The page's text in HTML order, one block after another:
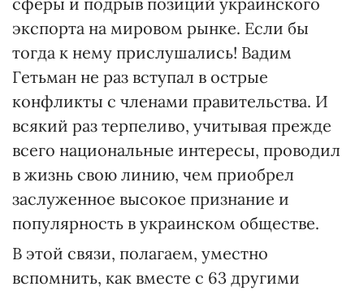
экспорта на мировом рынке. Если бы
тогда к нему прислушались! Вадим
Гетьман не раз вступал в острые
конфликты с членами правительства. И
всякий раз терпеливо, учитывая прежде
всего национальные интересы, проводил
в жизнь свою линию, чем приобрел
заслуженное высокое признание и
популярность в украинском обществе.
В этой связи, полагаем, уместно
вспомнить, как вместе с 63 другими